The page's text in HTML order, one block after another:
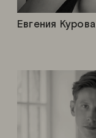
Евгения Курова